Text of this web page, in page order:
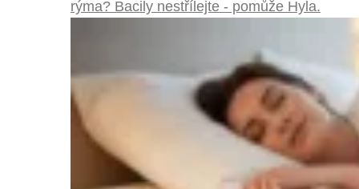
rýma? Bacily nestřílejte - pomůže Hyla.